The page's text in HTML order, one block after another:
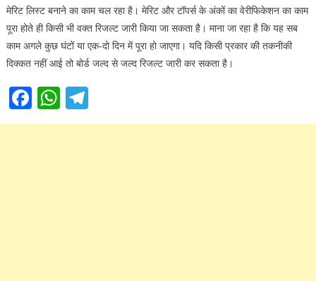
मेरिट लिस्ट बनाने का काम चल रहा है। मेरिट और टॉपर्स के अंकों का वेरीफिकेशन का काम
पूरा होते ही किसी भी वक्त रिजल्ट जारी किया जा सकता है। माना जा रहा है कि यह सब
काम अगले कुछ घंटों या एक-दो दिन में पूरा हो जाएगा। यदि किसी प्रकार की तकनीकी
दिक्कत नहीं आई तो बोर्ड जल्द से जल्द रिजल्ट जारी कर सकता है।
Facebook
WhatsApp
Telegram